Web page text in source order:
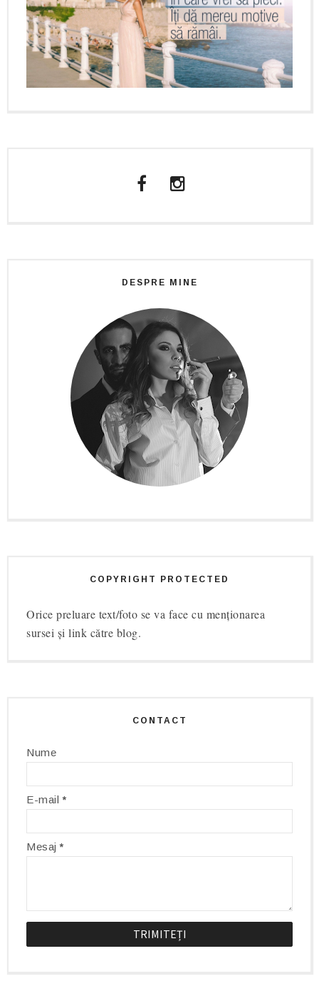
DESPRE MINE
COPYRIGHT PROTECTED
Orice preluare text/foto se va face cu menționarea
sursei și link către blog.
CONTACT
Nume
E-mail*
Mesaj*